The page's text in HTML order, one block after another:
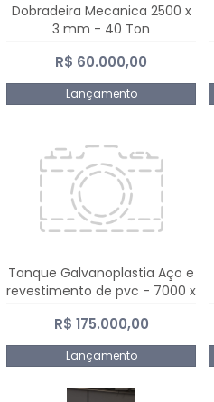
Dobradeira Mecanica 2500 x
3 mm - 40 Ton
R$ 60.000,00
Lançamento
Tanque Galvanoplastia Aço e
revestimento de pvc - 7000 x
2200 mm
R$ 175.000,00
Lançamento